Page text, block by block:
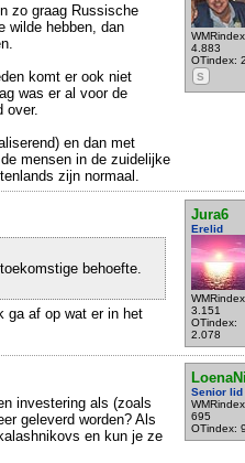
4.883
OTindex:
S
zo graag Russische
wilde hebben, dan
komt er ook niet
was er al voor de
over.
en dan met
mensen in de zuidelijke
zijn normaal.
Jura6
Erelid
3.151
OTindex:
2.078
behoefte.
ga af op wat er in het
Senior lid
695
OTindex:
investering als (zoals
geleverd worden? Als
en kun je ze